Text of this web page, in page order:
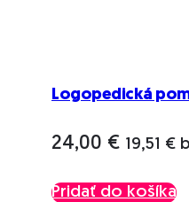
Logopedická
24,00 € 19,51 €
Pridať do košíka